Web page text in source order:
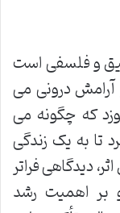
و فلسفی است
آرامش درونی می
که چگونه می
تا به یک زندگی
دیدگاهی فراتر
اهمیت رشد